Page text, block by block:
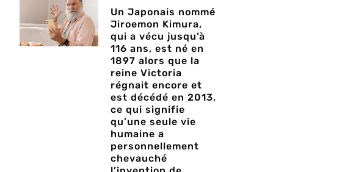
Un Japonais nommé
Jiroemon Kimura,
qui a vécu jusqu’à
116 ans, est né en
1897 alors que la
reine Victoria
régnait encore et
est décédé en 2013,
ce qui signifie
qu’une seule vie
humaine a
personnellement
chevauché